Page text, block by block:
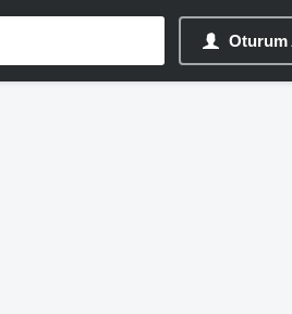
Oturum